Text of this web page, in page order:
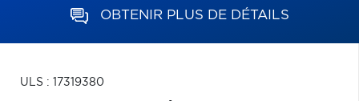
OBTENIR PLUS DE DÉTAILS
ULS : 17319380